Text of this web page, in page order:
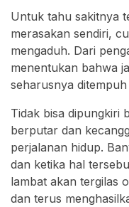
Untuk tahu sakitnya
merasakan sendiri,
mengaduh. Dari
menentukan bahwa
seharusnya
Tidak bisa dipungkiri
berputar dan
perjalanan hidup.
dan ketika hal
lambat akan tergilas
dan terus